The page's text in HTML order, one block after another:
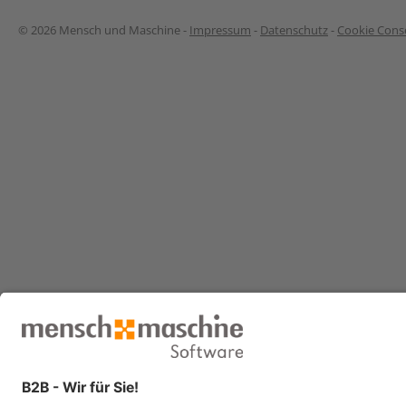
© 2026 Mensch und Maschine - Impressum - Datenschutz- Cookie